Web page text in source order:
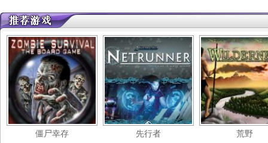
僵尸幸存 先行者 荒野